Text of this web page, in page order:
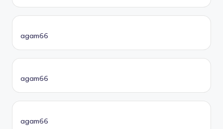
agam66
agam66
agam66